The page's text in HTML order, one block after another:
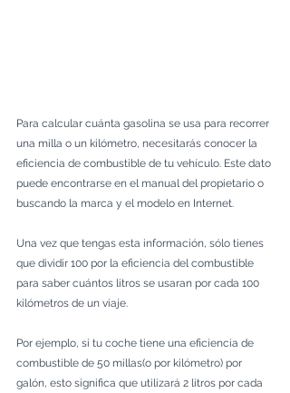
Para calcular cuánta gasolina se usa para recorrer
una milla o un kilómetro, necesitarás conocer la
eficiencia de combustible de tu vehículo. Este dato
puede encontrarse en el manual del propietario o
buscando la marca y el modelo en Internet.
Una vez que tengas esta información, sólo tienes
que dividir 100 por la eficiencia del combustible
para saber cuántos litros se usaran por cada 100
kilómetros de un viaje.
Por ejemplo, si tu coche tiene una eficiencia de
combustible de 50 millas(o por kilómetro) por
galón, esto significa que utilizará 2 litros por cada